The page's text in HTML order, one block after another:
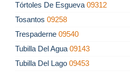
Tórtoles De Esgueva 09312
Tosantos 09258
Trespaderne 09540
Tubilla Del Agua 09143
Tubilla Del Lago 09453